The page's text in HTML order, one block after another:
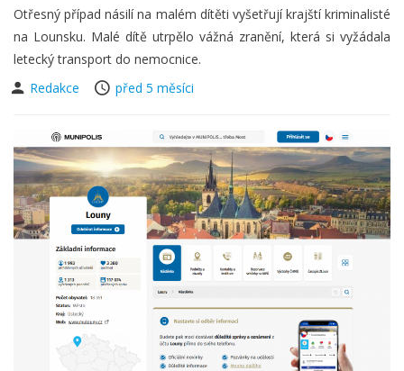
Otřesný případ násilí na malém dítěti vyšetřují krajští kriminalisté
na Lounsku. Malé dítě utrpělo vážná zranění, která si vyžádala
letecký transport do nemocnice.
Redakce
před 5 měsíci